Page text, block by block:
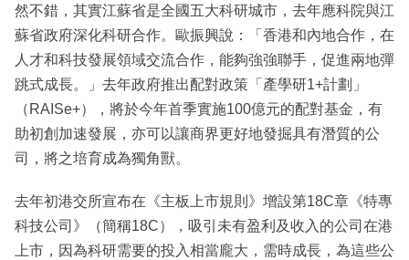
然不錯，其實江蘇省是全國五大科研城市，去年應科院與江
蘇省政府深化科研合作。歐振興說：「香港和內地合作，在
人才和科技發展領域交流合作，能夠強強聯手，促進兩地彈
跳式成長。」去年政府推出配對政策「產學研1+計劃」
（RAISe+），將於今年首季實施100億元的配對基金，有
助初創加速發展，亦可以讓商界更好地發掘具有潛質的公
司，將之培育成為獨角獸。
去年初港交所宣布在《主板上市規則》增設第18C章《特專
科技公司》（簡稱18C），吸引未有盈利及收入的公司在港
上市，因為科研需要的投入相當龐大，需時成長，為這些公